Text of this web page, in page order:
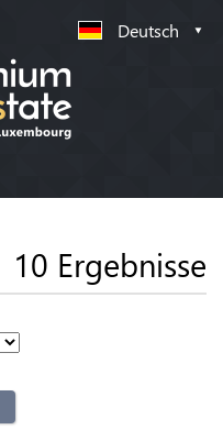
Deutsch
10 Ergebnisse